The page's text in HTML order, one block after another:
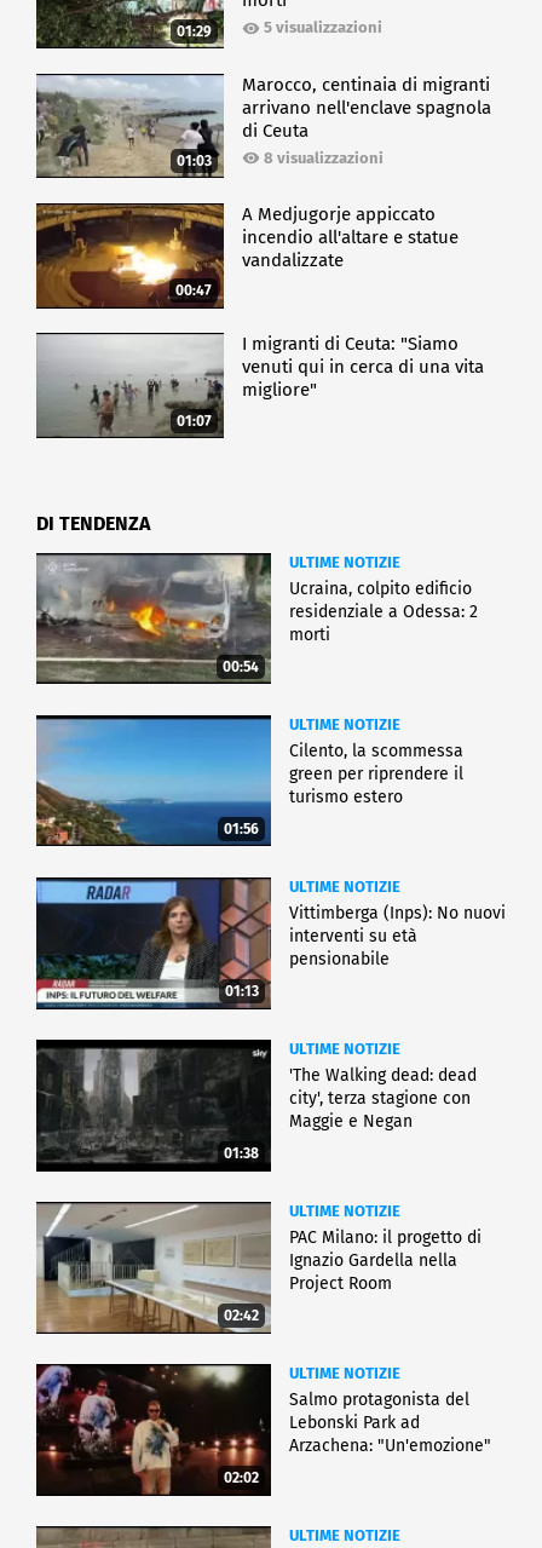
01:29 5 visualizzazioni
01:03
Marocco, centinaia di migranti
arrivano nell'enclave spagnola
di Ceuta
8 visualizzazioni
00:47
A Medjugorje appiccato
incendio all'altare e statue
vandalizzate
01:07
I migranti di Ceuta: "Siamo
venuti qui in cerca di una vita
migliore"
DI TENDENZA
00:54
ULTIME NOTIZIE
Ucraina, colpito edificio
residenziale a Odessa: 2
morti
01:56
ULTIME NOTIZIE
Cilento, la scommessa
green per riprendere il
turismo estero
01:13
ULTIME NOTIZIE
Vittimberga (Inps): No nuovi
interventi su età
pensionabile
01:38
ULTIME NOTIZIE
'The Walking dead: dead
city', terza stagione con
Maggie e Negan
02:42
ULTIME NOTIZIE
PAC Milano: il progetto di
Ignazio Gardella nella
Project Room
02:02
ULTIME NOTIZIE
Salmo protagonista del
Lebonski Park ad
Arzachena: "Un'emozione"
ULTIME NOTIZIE